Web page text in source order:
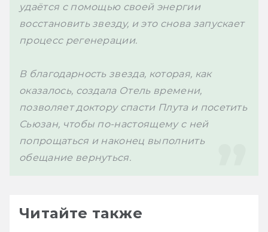
удаётся с помощью своей энергии
восстановить звезду, и это снова запускает
процесс регенерации.
В благодарность звезда, которая, как
оказалось, создала Отель времени,
позволяет доктору спасти Плута и посетить
Сьюзан, чтобы по-настоящему с ней
попрощаться и наконец выполнить
обещание вернуться.
Читайте также